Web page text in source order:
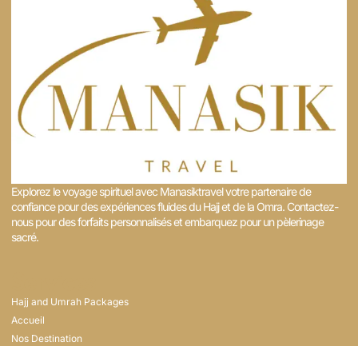
Explorez le voyage spirituel avec Manasiktravel votre partenaire de
confiance pour des expériences fluides du Hajj et de la Omra. Contactez-
nous pour des forfaits personnalisés et embarquez pour un pèlerinage
sacré. ​
Hajj and Umrah Packages
Accueil
Nos Destination